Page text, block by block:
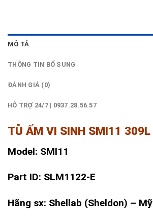
MÔ TẢ
THÔNG TIN BỔ SUNG
ĐÁNH GIÁ (0)
HỖ TRỢ 24/7 | 0937.28.56.57
TỦ ẤM VI SINH SMI11 309L
Model: SMI11
Part ID: SLM1122-E
Hãng sx: Shellab (Sheldon) – Mỹ